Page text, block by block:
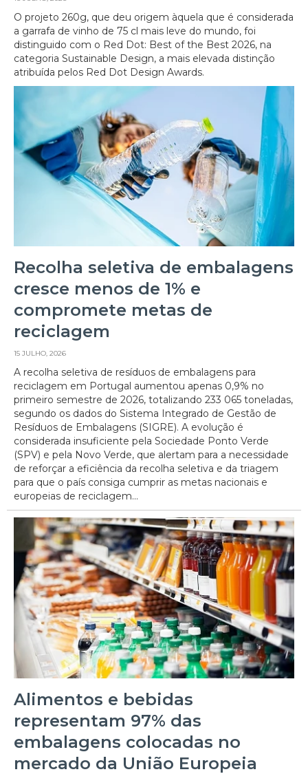
O projeto 260g, que deu origem àquela que é considerada
a garrafa de vinho de 75 cl mais leve do mundo, foi
distinguido com o Red Dot: Best of the Best 2026, na
categoria Sustainable Design, a mais elevada distinção
atribuída pelos Red Dot Design Awards.
Recolha seletiva de embalagens
cresce menos de 1% e
compromete metas de
reciclagem
15 JULHO, 2026
A recolha seletiva de resíduos de embalagens para
reciclagem em Portugal aumentou apenas 0,9% no
primeiro semestre de 2026, totalizando 233 065 toneladas,
segundo os dados do Sistema Integrado de Gestão de
Resíduos de Embalagens (SIGRE). A evolução é
considerada insuficiente pela Sociedade Ponto Verde
(SPV) e pela Novo Verde, que alertam para a necessidade
de reforçar a eficiência da recolha seletiva e da triagem
para que o país consiga cumprir as metas nacionais e
europeias de reciclagem...
Alimentos e bebidas
representam 97% das
embalagens colocadas no
mercado da União Europeia